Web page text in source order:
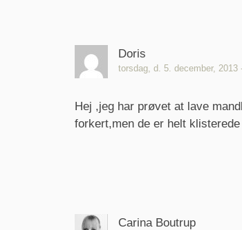
Doris
torsdag, d. 5. december, 2013
Hej ,jeg har prøvet at lave
forkert,men de er helt
Carina Boutrup